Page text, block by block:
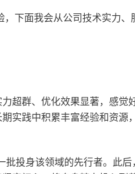
下面我会从公司技术实力
超群、优化效果显著，感
实践中积累丰富经验和资
投身该领域的先行者。此